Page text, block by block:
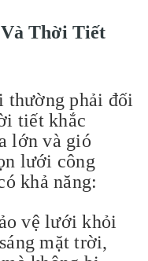
Thời Tiết
thường phải đối
tiết khắc
lớn và gió
lưới công
khả năng:
vệ lưới khỏi
mặt trời,